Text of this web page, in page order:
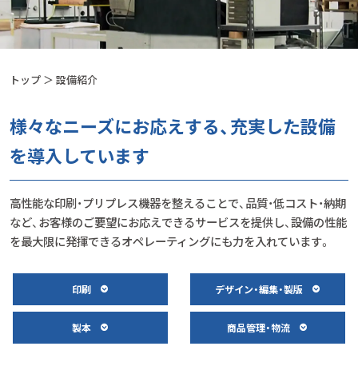
トップ ＞ 設備紹介
様々なニーズにお応えする、充実した設備
を導入しています
高性能な印刷・プリプレス機器を整えることで、品質・低コスト・納期
など、お客様のご要望にお応えできるサービスを提供し、設備の性能
を最大限に発揮できるオペレーティングにも力を入れています。
印刷 デザイン・編集・製版
製本 商品管理・物流